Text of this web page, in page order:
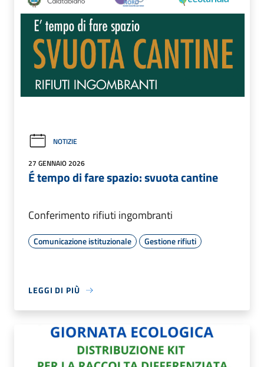
NOTIZIE
27 GENNAIO 2026
É tempo di fare spazio: svuota cantine
Conferimento rifiuti ingombranti
Comunicazione istituzionale Gestione rifiuti
LEGGI DI PIÙ